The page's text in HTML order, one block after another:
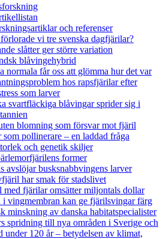
och referenser
vi tre svenska dagfjärilar?
slåtter ger större variation
blåvingehybrid
normala får oss att glömma hur det var
hos rapsfjärilar efter
som larver
svartfläckiga blåvingar sprider sig i
blomning som försvar mot fjäril
som pollinerare – en laddad fråga
och genetik skiljer
former
avslöjar busksnabbvingens larver
har smak för stadslivet
med fjärilar omsätter miljontals dollar
i vingmembran kan ge fjärilsvingar färg
minskning av danska habitatspecialister
spridning till nya områden i Sverige och
under 120 år– betydelsen av klimat,